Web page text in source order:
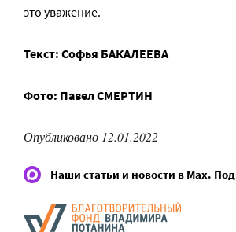
это уважение.
Текст: Софья БАКАЛЕЕВА
Фото: Павел СМЕРТИН
Опубликовано 12.01.2022
Наши статьи и новости в Max.